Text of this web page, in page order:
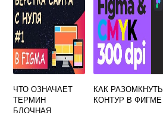
ЧТО ОЗНАЧАЕТ
ТЕРМИН
БЛОЧНАЯ
КАК РАЗОМКНУТЬ
КОНТУР В ФИГМЕ